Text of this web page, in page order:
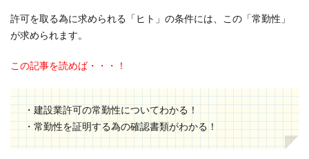
許可を取る為に求められる「ヒト」の条件には、この「常勤性」
が求められます。
この記事を読めば・・・！
・建設業許可の常勤性についてわかる！
・常勤性を証明する為の確認書類がわかる！